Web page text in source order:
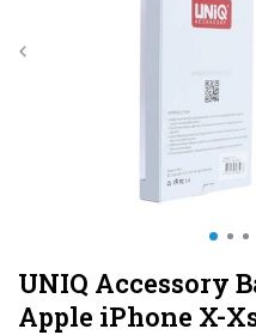
UNIQ Accessory
Apple iPhone X-